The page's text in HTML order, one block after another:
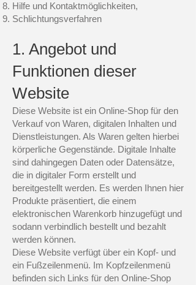
Hilfe und Kontaktmöglichkeiten,
Schlichtungsverfahren
1. Angebot und
Funktionen dieser
Website
Diese Website ist ein Online-Shop für den
Verkauf von Waren, digitalen Inhalten und
Dienstleistungen. Als Waren gelten hierbei
körperliche Gegenstände. Digitale Inhalte
sind dahingegen Daten oder Datensätze,
die in digitaler Form erstellt und
bereitgestellt werden. Es werden Ihnen hier
Produkte präsentiert, die einem
elektronischen Warenkorb hinzugefügt und
sodann verbindlich bestellt und bezahlt
werden können.
Diese Website verfügt über ein Kopf- und
ein Fußzeilenmenü. Im Kopfzeilenmenü
befinden sich Links für den Online-Shop